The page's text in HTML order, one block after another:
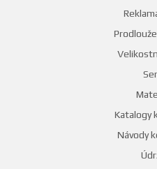
Katalogy
Návody